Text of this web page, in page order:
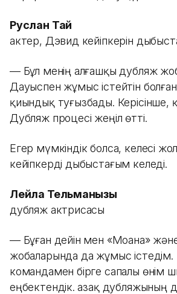
Руслан Тай
актер, Дэвид кейіпкерін
— Бұл менің алғашқы дубляж
Дауыспен жұмыс істейтін
қиындық туғызбады. Керісінше,
Дубляж процесі жеңіл өтті.
Егер мүмкіндік болса, келесі
кейіпкерді дыбыстағым келеді.
Лейла Тельманқызы
дубляж актрисасы
— Бұған дейін мен «Моана»
жобаларында да жұмыс
командамен бірге сапалы өнім
еңбектендік. Қазақ дубляжының